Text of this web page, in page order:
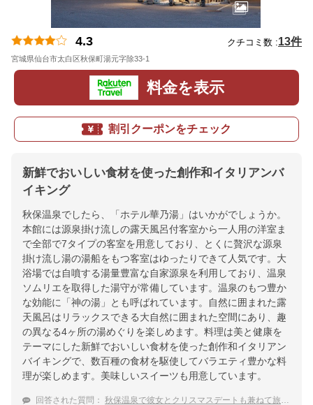
4.3 クチコミ数 :13件
宮城県仙台市太白区秋保町湯元字除33-1
料金を表示
割引クーポンをチェック
新鮮でおいしい食材を使った創作和イタリアンバ
イキング
秋保温泉でしたら、「ホテル華乃湯」はいかがでしょうか。
本館には源泉掛け流しの露天風呂付客室から一人用の洋室ま
で全部で7タイプの客室を用意しており、とくに贅沢な源泉
掛け流し湯の湯船をもつ客室はゆったりできて人気です。大
浴場では自噴する湯量豊富な自家源泉を利用しており、温泉
ソムリエを取得した湯守が常備しています。温泉のもつ豊か
な効能に「神の湯」とも呼ばれています。自然に囲まれた露
天風呂はリラックスできる大自然に囲まれた空間にあり、趣
の異なる4ヶ所の湯めぐりを楽しめます。料理は美と健康を
テーマにした新鮮でおいしい食材を使った創作和イタリアン
バイキングで、数百種の食材を駆使してバラエティ豊かな料
理が楽しめます。美味しいスイーツも用意しています。
回答された質問： 秋保温泉で彼女とクリスマスデートも兼ねて旅行に行きます。オススメの宿を教えてください。